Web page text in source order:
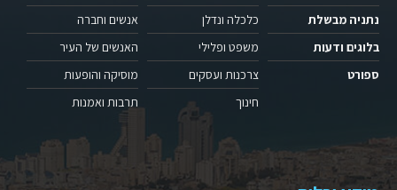
נתניה מבשלת
בלוגים ודעות
ספורט
כלכלה ונדלן
משפט ופלילי
צרכנות ועסקים
חינוך
אנשים וחברה
האנשים של העיר
מוסיקה והופעות
תרבות ואמנות